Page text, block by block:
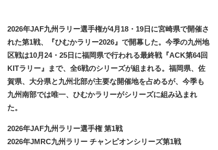
2026年JAF九州ラリー選手権が4月18・19日に宮崎県で開催さ
れた第1戦、『ひむかラリー2026』で開幕した。今季の九州地
区戦は10月24・25日に福岡県で行われる最終戦『ACK第64回
KITラリー』まで、全6戦のシリーズが組まれる。福岡県、佐
賀県、大分県と九州北部が主要な開催地を占めるが、今季も
九州南部では唯一、ひむかラリーがシリーズに組み込まれ
た。
2026年JAF九州ラリー選手権 第1戦
2026年JMRC九州ラリー チャンピオンシリーズ第1戦